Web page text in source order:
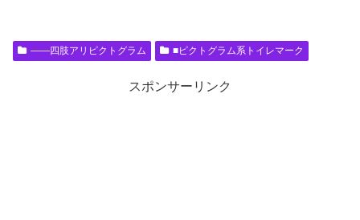
――四肢アリピクトグラム ■ピクトグラム系トイレマーク
スポンサーリンク